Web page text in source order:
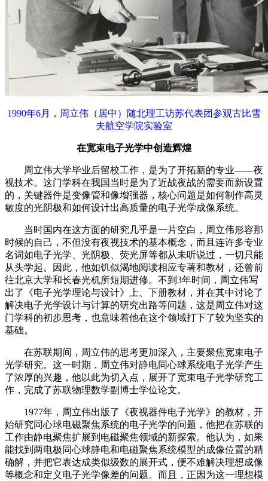
1990年6月，周立伟（居中）随北理工访苏代表团参观古比雪
夫航空学院实验室
在宽束电子光学中创造辉煌
周立伟大学毕业后留校工作，是为了开拓新的专业——夜
视技术。这门学科在我国当时是为了近战夜战的需要而新设置
的，关键器件是变像管和像增强器，核心问题是如何制作高灵
敏度的光阴极和如何设计出高质量的电子光学成像系统。
当时国内在这方面的研究几乎是一片空白，周立伟形容那
时候的自己，不但没有夜视技术的基本概念，而且连许多专业
名词如电子光学、光阴极、荧光屏等都从未听说过，一切只能
从头学起。因此，他如饥似渴地阅读相应专著和教材，还曾前
往北京大学和长春光机所短期进修。不到3年时间，周立伟写
出了《电子光学理论与设计》上、下册教材，并在其中讨论了
解决电子光学设计与计算的研究出路等问题，这是周立伟对这
门学科的初步思考，也意味着他在这个领域打下了较为坚实的
基础。
在苏联期间，周立伟的思考更加深入，主要聚焦宽束电子
光学研究。这一时期，周立伟对静电同心球系统电子光学产生
了浓厚的兴趣，他以此为切入点，展开了宽束电子光学研究工
作，完成了苏联物理数学副博士学位论文。
1977年，周立伟出版了《夜视器件电子光学》的教材，开
始研究同心球电磁聚焦系统的电子光学的问题，他把在苏联的
工作由静电聚焦扩展到电磁聚焦领域的新探索。他认为，如果
能找到两电极同心球静电和电磁聚焦系统模型的成像位置的精
确解，并把它表达成类似级数的展开式，便不难解决理想成像
等概念和定义电子光学像差的问题。而且，正因为这一理想模